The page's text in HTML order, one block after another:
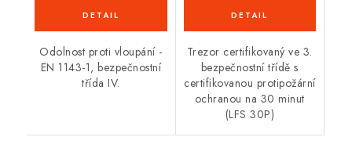
Odolnost proti vloupání -
EN 1143-1, bezpečnostní
třída IV.
Trezor certifikovaný ve 3.
bezpečnostní třídě s
certifikovanou protipožární
ochranou na 30 minut
(LFS 30P)